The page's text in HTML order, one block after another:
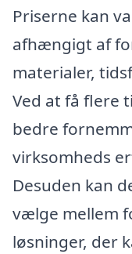
Priserne kan
afhængigt af
materialer,
Ved at få flere
bedre
virksomheds
Desuden kan
vælge mellem
løsninger, der